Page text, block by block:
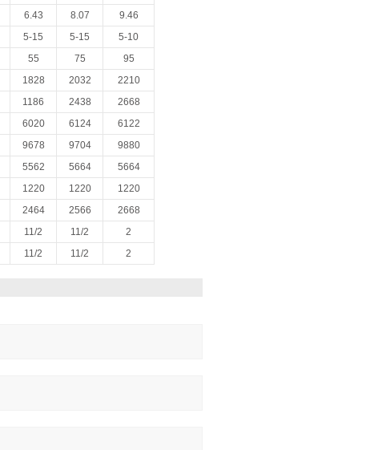
6.43 8.07
9.46
5-15 5-15
5-10
55 75
95
1828 2032
2210
1186 2438
2668
6020 6124
6122
9678 9704
9880
5562 5664
5664
1220 1220
1220
2464 2566
2668
11/2 11/2
2
11/2 11/2
2